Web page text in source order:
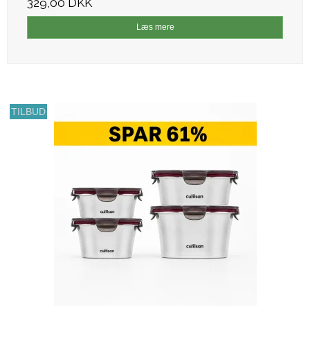
329,00 DKK
Læs mere
TILBUD